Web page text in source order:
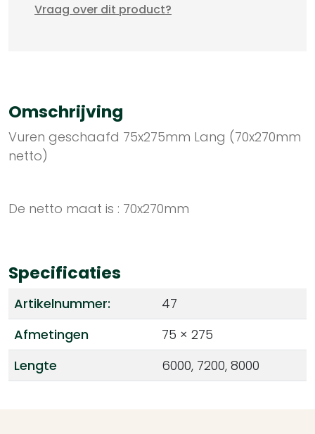
Vraag over dit product?
Omschrijving
Vuren geschaafd 75x275mm Lang (70x270mm
netto)
De netto maat is : 70x270mm
Specificaties
Artikelnummer:
47
Afmetingen
75 × 275
Lengte
6000, 7200, 8000